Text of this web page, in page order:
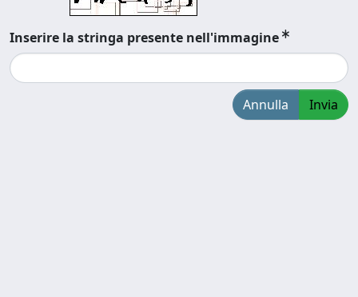
Inserire la stringa presente nell'immagine
Annulla Invia